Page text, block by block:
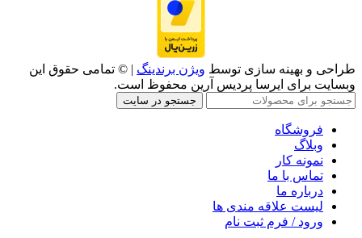
طراحی و بهینه سازی توسط ویژن برندینگ | © تمامی حقوق این
وبسایت برای ایرسا پردیس آرین محفوظ است.
جستجو در سایت
فروشگاه
وبلاگ
نمونه کار
تماس با ما
درباره ما
لیست علاقه مندی ها
ورود / فرم ثبت نام